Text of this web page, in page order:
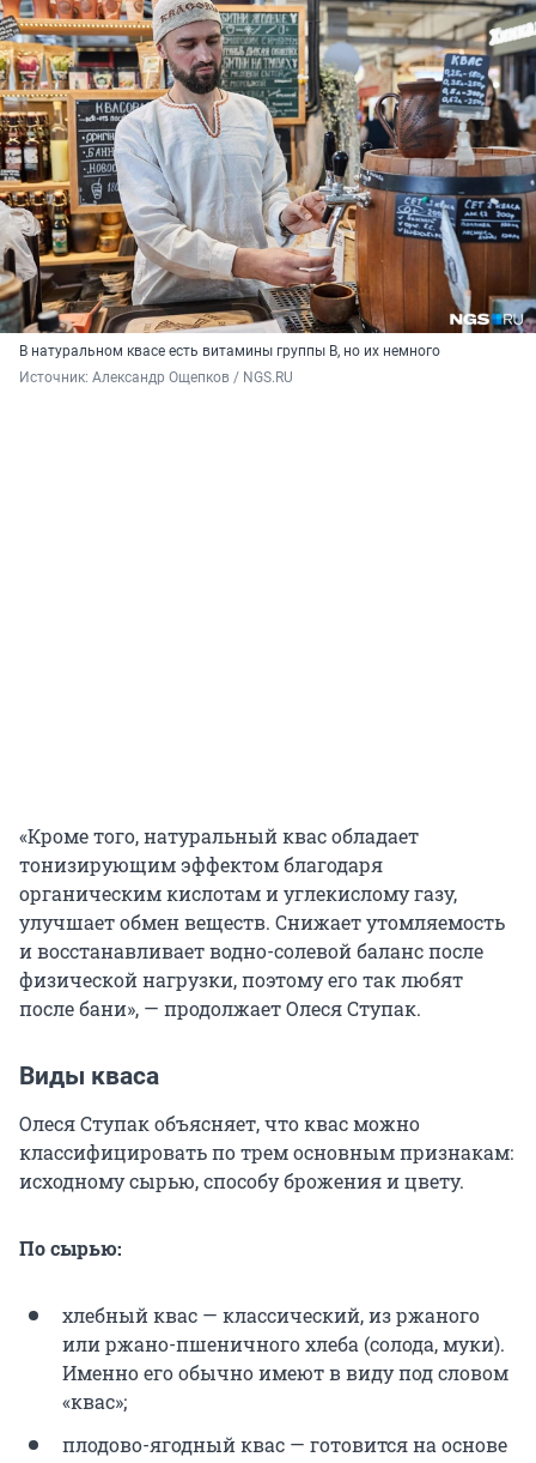
В натуральном квасе есть витамины группы В, но их немного
Источник: Александр Ощепков / NGS.RU
«Кроме того, натуральный квас обладает
тонизирующим эффектом благодаря
органическим кислотам и углекислому газу,
улучшает обмен веществ. Снижает утомляемость
и восстанавливает водно-солевой баланс после
физической нагрузки, поэтому его так любят
после бани», — продолжает Олеся Ступак.
Виды кваса
Олеся Ступак объясняет, что квас можно
классифицировать по трем основным признакам:
исходному сырью, способу брожения и цвету.
По сырью:
хлебный квас — классический, из ржаного
или ржано-пшеничного хлеба (солода, муки).
Именно его обычно имеют в виду под словом
«квас»;
плодово-ягодный квас — готовится на основе